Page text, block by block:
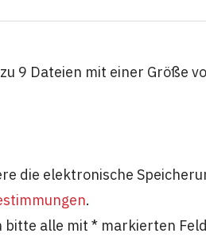
9 Dateien mit einer Größe
die elektronische
.
bitte alle mit * markierten